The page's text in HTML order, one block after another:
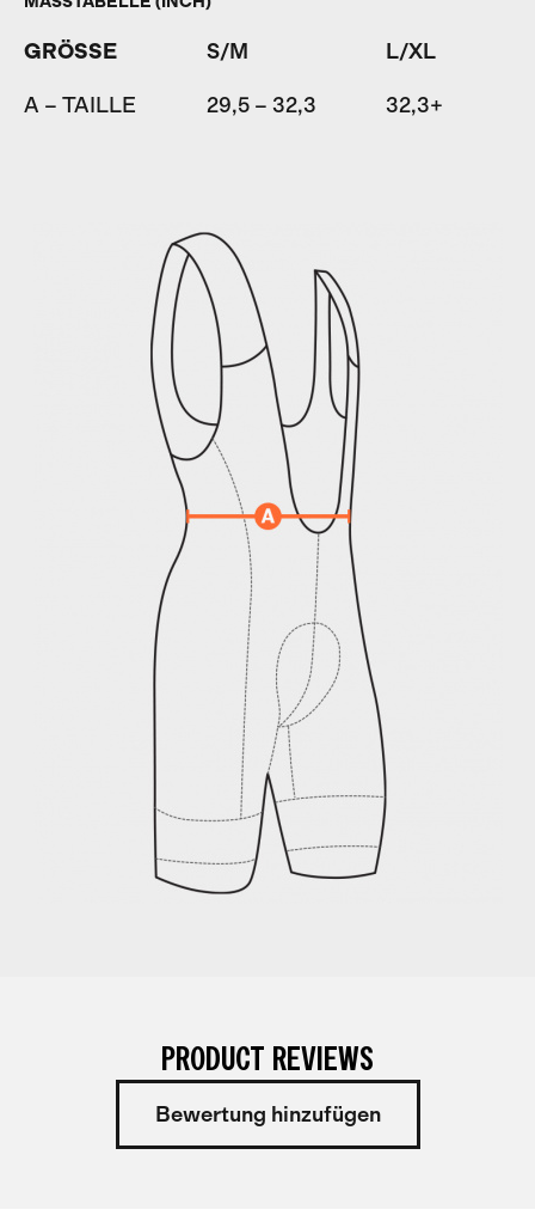
GRÖSSE S/M L/XL
A – TAILLE 29,5 – 32,3 32,3+
PRODUCT REVIEWS
Bewertung hinzufügen